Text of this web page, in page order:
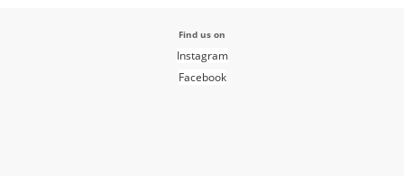
Find us on
Instagram
Facebook